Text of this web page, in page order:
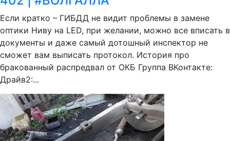
Если кратко – ГИБДД не видит проблемы в замене
оптики Ниву на LED, при желании, можно все вписать в
документы и даже самый дотошный инспектор не
сможет вам выписать протокол. История про
бракованный распредвал от ОКБ Группа ВКонтакте:
Драйв2:...